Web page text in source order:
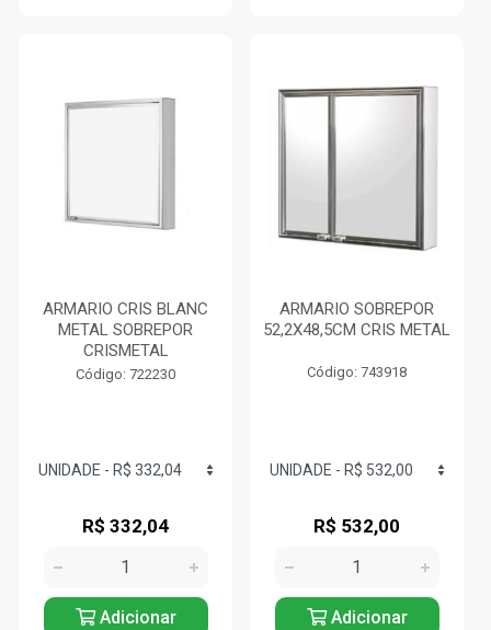
ARMARIO CRIS BLANC
METAL SOBREPOR
CRISMETAL
Código: 722230
R$ 332,04
Adicionar
ARMARIO SOBREPOR
52,2X48,5CM CRIS METAL
Código: 743918
R$ 532,00
Adicionar